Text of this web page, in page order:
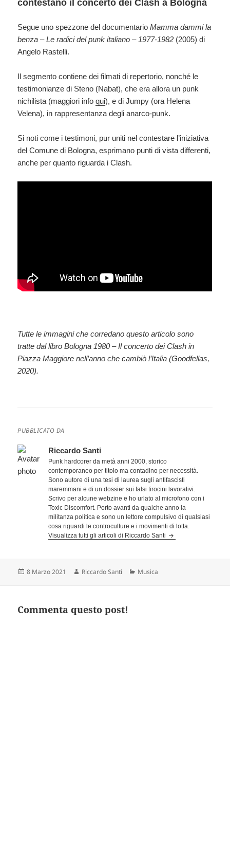
contestano il concerto dei Clash a Bologna
Segue uno spezzone del documentarioMamma dammi la
benza – Le radici del punk italiano – 1977-1982 (2005) di
Angelo Rastelli.
Il segmento contiene dei filmati di repertorio, nonché le
testimonianze di Steno (Nabat), che era allora un punk
nichilista (maggiori infoqui), e di Jumpy (ora Helena
Velena), in rappresentanza degli anarco-punk.
Si noti come i testimoni, pur uniti nel contestare l’iniziativa
del Comune di Bologna, esprimano punti di vista differenti,
anche per quanto riguarda i Clash.
Tutte le immagini che corredano questo articolo sono
tratte dal libro Bologna 1980 – Il concerto dei Clash in
Piazza Maggiore nell’anno che cambiò l’Italia (Goodfellas,
2020).
PUBBLICATO DA
Riccardo Santi
Punk hardcorer da metà anni 2000, storico
contemporaneo per titolo ma contadino per necessità.
Sono autore di una tesi di laurea sugli antifascisti
maremmani e di un dossier sui falsi tirocini lavorativi.
Scrivo per alcune webzine e ho urlato al microfono con i
Toxic Discomfort. Porto avanti da qualche anno la
militanza politica e sono un lettore compulsivo di qualsiasi
cosa riguardi le controculture e i movimenti di lotta.
Visualizza tutti gli articoli di Riccardo Santi
Scritto
8 Marzo 2021 Autore
Riccardo Santi Categorie
Musica
Commenta questo post!